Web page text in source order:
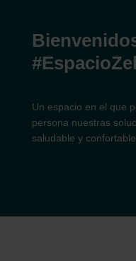
Un espacio en el que
persona nuestras
saludable y confortable.